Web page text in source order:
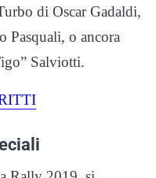
di Oscar Gadaldi,
Pasquali, o ancora
Salviotti.